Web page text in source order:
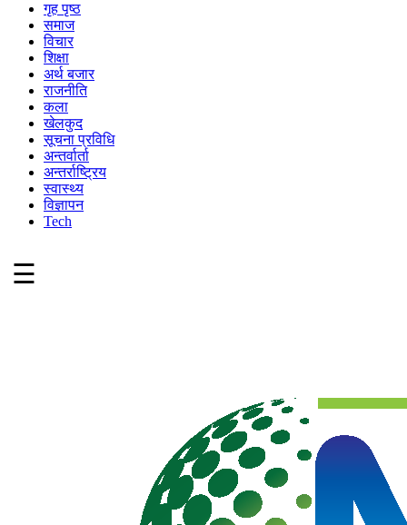
गृह पृष्ठ
समाज
विचार
शिक्षा
अर्थ बजार
राजनीति
कला
खेलकुद
सूचना प्रविधि
अन्तर्वार्ता
अन्तर्राष्ट्रिय
स्वास्थ्य
विज्ञापन
Tech
☰